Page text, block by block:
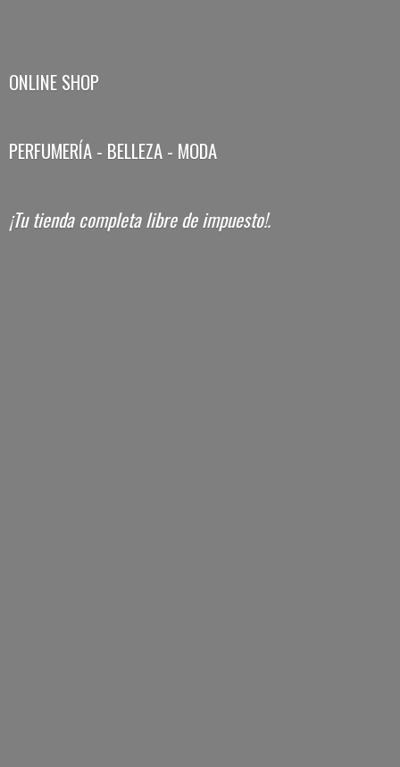
ONLINE SHOP
PERFUMERÍA - BELLEZA - MODA
¡Tu tienda completa librede impuesto!.